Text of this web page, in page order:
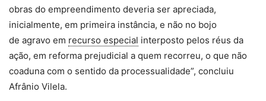
obras do empreendimento deveria ser apreciada,
inicialmente, em primeira instância, e não no bojo
de agravo em recurso especial interposto pelos réus da
ação, em reforma prejudicial a quem recorreu, o que não
coaduna com o sentido da processualidade”, concluiu
Afrânio Vilela.